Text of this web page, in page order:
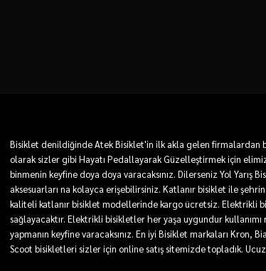
Bisiklet denildiğinde Atek Bisiklet'in ilk akla gelen firmalardan
olarak sizler gibi Hayatı Pedallayarak Güzelleştirmek için
binmenin keyfine doya doya varacaksınız. Dilerseniz Yol
aksesuarları na kolayca erişebilirsiniz. Katlanır bisiklet ile
kaliteli katlanır bisiklet modellerinde kargo ücretsiz. Elektrikli
sağlayacaktır. Elektrikli bisikletler her yaşa uygundur
yapmanın keyfine varacaksınız. En iyi Bisiklet markaları
Scoot bisikletleri sizler için online satış sitemizde topladık.